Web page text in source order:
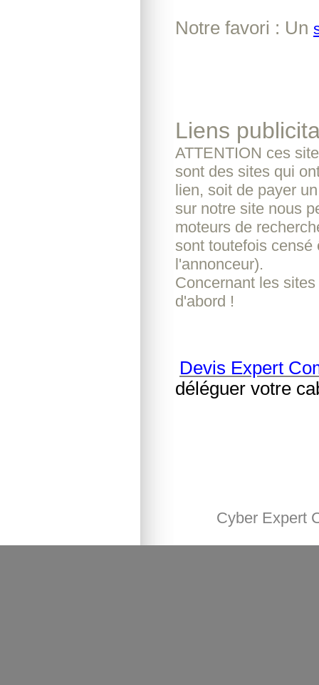
Notre favori : Un
Liens
ATTENTION ces
sont des sites qui
lien, soit de payer
sur notre site nous
moteurs de
sont toutefois censé
l'annonceur).
Concernant les
d'abord !
Devis Expert
déléguer votre
Cyber Expert